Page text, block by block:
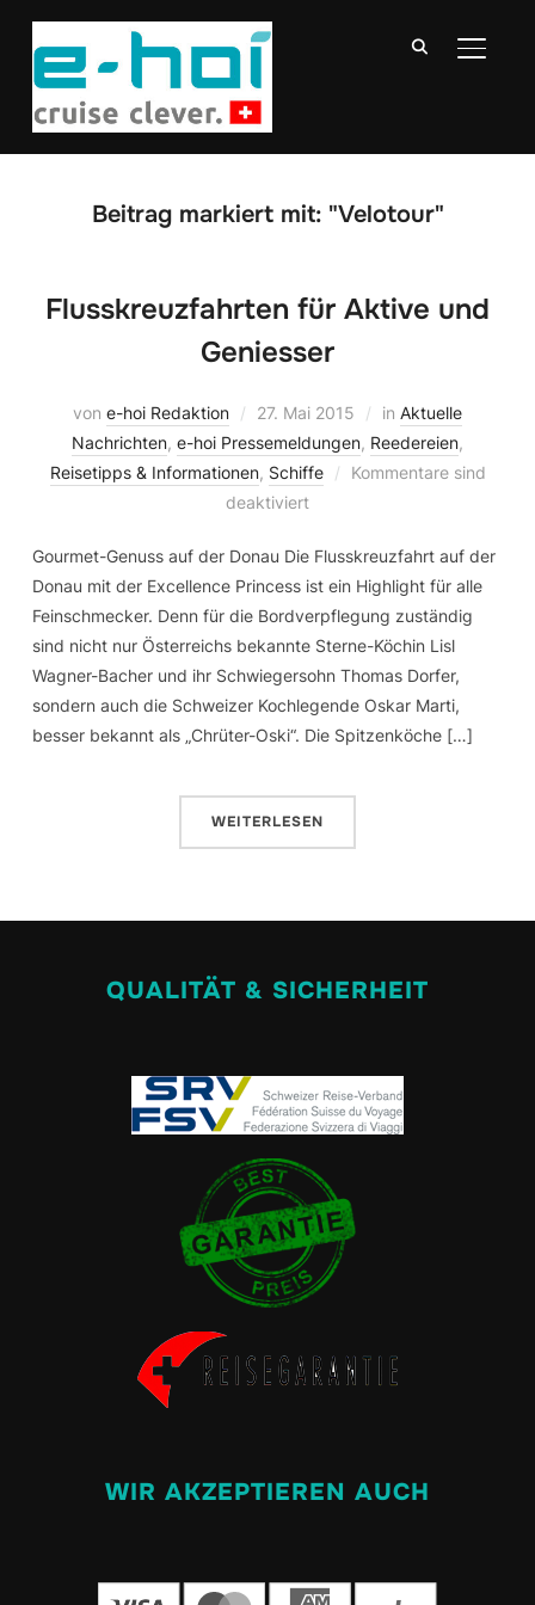
Beitrag markiert mit: "Velotour"
Flusskreuzfahrten für Aktive und
Geniesser
von e-hoi Redaktion 27. Mai 2015 in Aktuelle
Nachrichten, e-hoi Pressemeldungen, Reedereien,
Reisetipps & Informationen, Schiffe
Kommentare sind
deaktiviert
Gourmet-Genuss auf der Donau Die Flusskreuzfahrt auf der
Donau mit der Excellence Princess ist ein Highlight für alle
Feinschmecker. Denn für die Bordverpflegung zuständig
sind nicht nur Österreichs bekannte Sterne-Köchin Lisl
Wagner-Bacher und ihr Schwiegersohn Thomas Dorfer,
sondern auch die Schweizer Kochlegende Oskar Marti,
besser bekannt als „Chrüter-Oski“. Die Spitzenköche […]
WEITERLESEN
QUALITÄT & SICHERHEIT
WIR AKZEPTIEREN AUCH